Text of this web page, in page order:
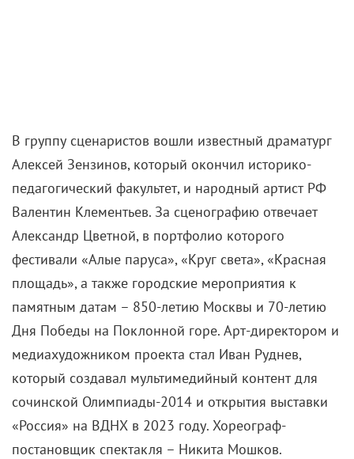
В группу сценаристов вошли известный драматург
Алексей Зензинов, который окончил историко-
педагогический факультет, и народный артист РФ
Валентин Клементьев. За сценографию отвечает
Александр Цветной, в портфолио которого
фестивали «Алые паруса», «Круг света», «Красная
площадь», а также городские мероприятия к
памятным датам – 850-летию Москвы и 70-летию
Дня Победы на Поклонной горе. Арт-директором и
медиахудожником проекта стал Иван Руднев,
который создавал мультимедийный контент для
сочинской Олимпиады-2014 и открытия выставки
«Россия» на ВДНХ в 2023 году. Хореограф-
постановщик спектакля – Никита Мошков.